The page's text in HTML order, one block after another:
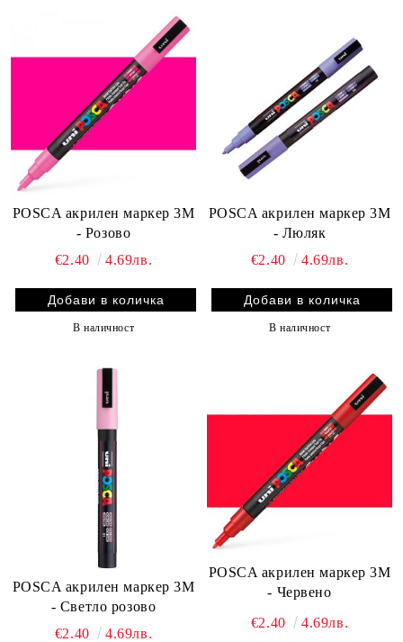
POSCA акрилен маркер 3M
- Розово
€2.40
4.69лв.
В наличност
POSCA акрилен маркер 3M
- Люляк
€2.40
4.69лв.
В наличност
POSCA акрилен маркер 3M
- Светло розово
€2.40
4.69лв.
POSCA акрилен маркер 3M
- Червено
€2.40
4.69лв.